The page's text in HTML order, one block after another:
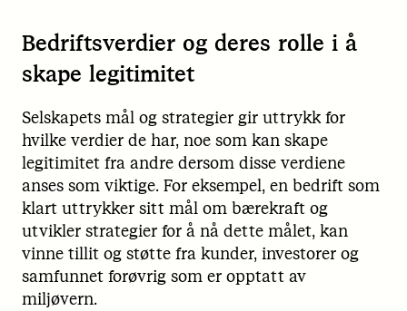
Bedriftsverdier og deres rolle i å
skape legitimitet
Selskapets mål og strategier gir uttrykk for
hvilke verdier de har, noe som kan skape
legitimitet fra andre dersom disse verdiene
anses som viktige. For eksempel, en bedrift som
klart uttrykker sitt mål om bærekraft og
utvikler strategier for å nå dette målet, kan
vinne tillit og støtte fra kunder, investorer og
samfunnet forøvrig som er opptatt av
miljøvern.